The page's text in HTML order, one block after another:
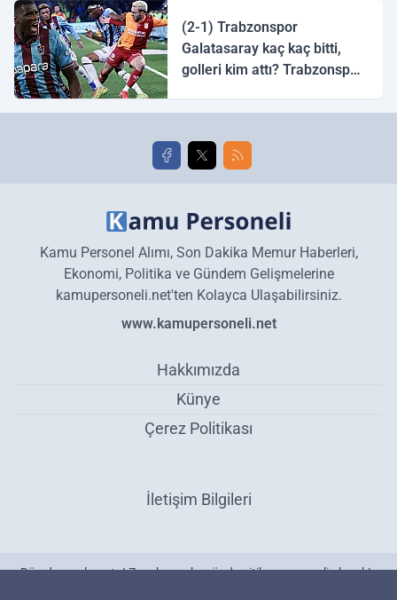
(2-1) Trabzonspor
Galatasaray kaç kaç bitti,
golleri kim attı? Trabzonspor
golleri!
Kamu Personel Alımı, Son Dakika Memur Haberleri,
Ekonomi, Politika ve Gündem Gelişmelerine
kamupersoneli.net'ten Kolayca Ulaşabilirsiniz.
www.kamupersoneli.net
Hakkımızda
Künye
Çerez Politikası
İletişim Bilgileri
Dün duyurulmuştu! Zam kararı bugünden itibaren geçerli olacak! -